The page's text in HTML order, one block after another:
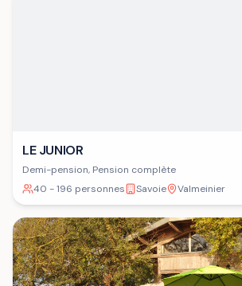
LE JUNIOR
Demi-pension, Pension complète
40 - 196 personnes
Savoie Valmeinier